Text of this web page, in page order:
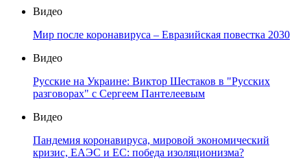
Видео
Мир после коронавируса – Евразийская повестка 2030
Видео
Русские на Украине: Виктор Шестаков в "Русских
разговорах" с Сергеем Пантелеевым
Видео
Пандемия коронавируса, мировой экономический
кризис, ЕАЭС и ЕС: победа изоляционизма?